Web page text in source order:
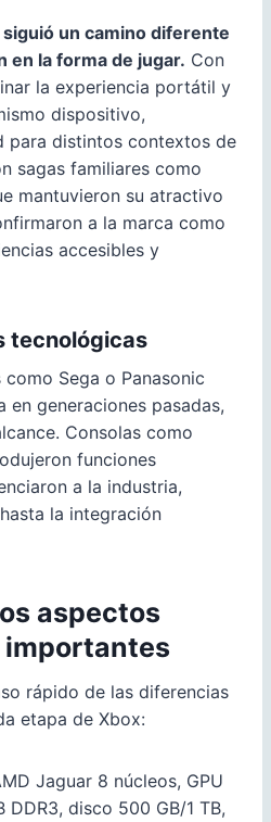
un camino diferente
en la forma de jugar. Con
la experiencia portátil y
dispositivo,
para distintos contextos de
sagas familiares como
mantuvieron su atractivo
a la marca como
accesibles y
tecnológicas
Sega o Panasonic
en generaciones pasadas,
Consolas como
funciones
a la industria,
la integración
aspectos
rápido de las diferencias
etapa de Xbox:
Jaguar 8 núcleos, GPU
DDR3, disco 500 GB/1 TB,